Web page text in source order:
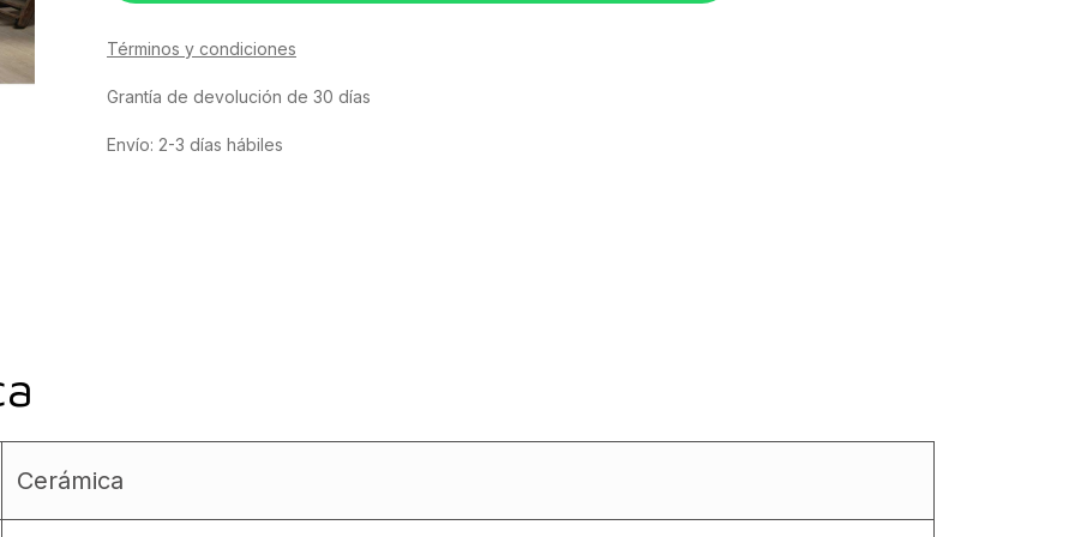
Términos y condiciones
Grantía de devolución de 30 días
Envío: 2-3 días hábiles
Cerámica